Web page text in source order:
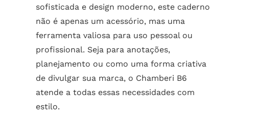
sofisticada e design moderno, este caderno
não é apenas um acessório, mas uma
ferramenta valiosa para uso pessoal ou
profissional. Seja para anotações,
planejamento ou como uma forma criativa
de divulgar sua marca, o Chamberi B6
atende a todas essas necessidades com
estilo.